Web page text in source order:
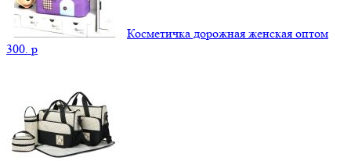
Косметичка дорожная женская оптом
300. p